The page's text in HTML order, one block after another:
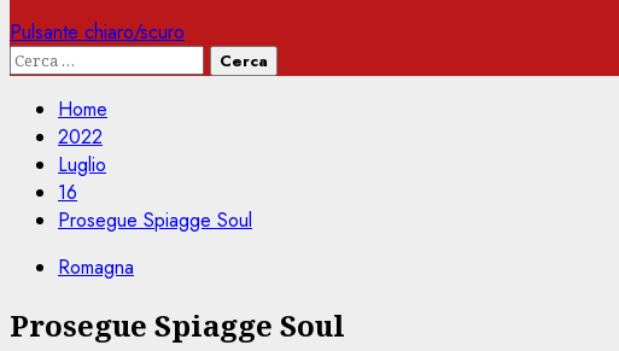
Pulsante chiaro/scuro
Ricerca
Home
2022
Luglio
16
Prosegue Spiagge Soul
Romagna
Prosegue Spiagge Soul